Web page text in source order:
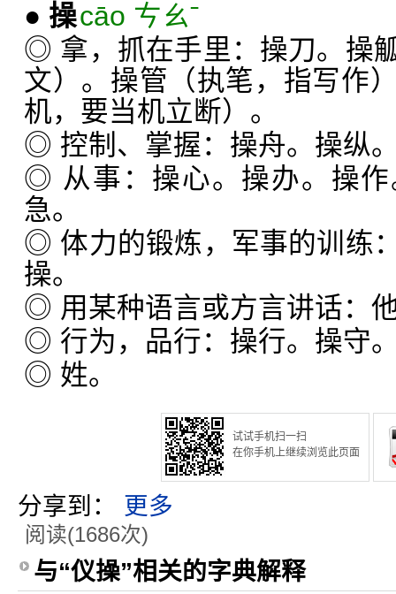
● 操cāo ㄘㄠˉ
◎ 拿，抓在手里：操刀。操
文）。操管（执笔，指写作
机，要当机立断）。
◎ 控制、掌握：操舟。操纵
◎ 从事：操心。操办。操
急。
◎ 体力的锻炼，军事的训练
操。
◎ 用某种语言或方言讲话：
◎ 行为，品行：操行。操守
◎ 姓。
试试手机扫一扫
在你手机上继续浏览此页面
分享到： 更多
阅读(1686次)
与“仪操”相关的字典解释